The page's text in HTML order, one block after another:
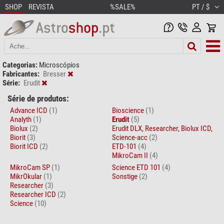
SHOP REVISTA %SALE% PT / $
Categorias: Microscópios
Fabricantes: Bresser
Série: Erudit
Série de produtos:
Advance ICD (1)
Analyth (1)
Biolux (2)
Biorit (3)
Biorit ICD (2)
Bioscience (1)
Erudit (5)
Erudit DLX, Researcher, Biolux ICD,
Science-acc (2)
ETD-101 (4)
MikroCam II (4)
MikroCam SP (1)
MikrOkular (1)
Researcher (3)
Researcher ICD (2)
Science (10)
Science ETD 101 (4)
Sonstige (2)